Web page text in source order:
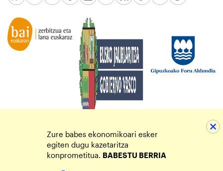
Zure babes ekonomikoari esker
egiten dugu kazetaritza
konprometitua. BABESTU BERRIA